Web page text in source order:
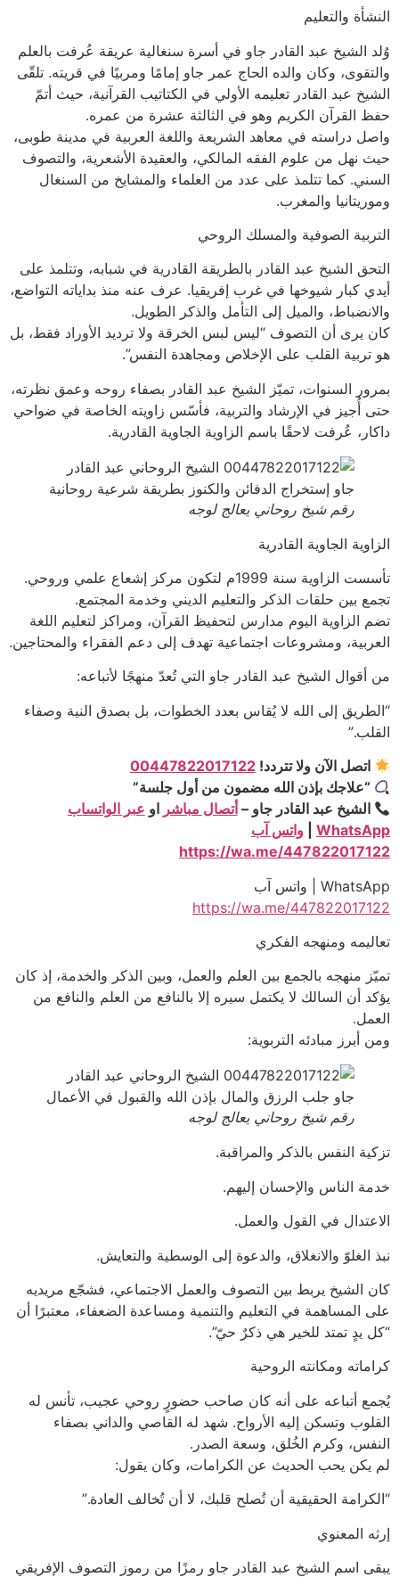
النشأة والتعليم
وُلد الشيخ عبد القادر جاو في أسرة سنغالية عريقة عُرفت بالعلم
والتقوى، وكان والده الحاج عمر جاو إمامًا ومربيًا في قريته. تلقّى
الشيخ عبد القادر تعليمه الأولي في الكتاتيب القرآنية، حيث أتمّ
حفظ القرآن الكريم وهو في الثالثة عشرة من عمره.
واصل دراسته في معاهد الشريعة واللغة العربية في مدينة طوبى،
حيث نهل من علوم الفقه المالكي، والعقيدة الأشعرية، والتصوف
السني. كما تتلمذ على عدد من العلماء والمشايخ من السنغال
وموريتانيا والمغرب.
التربية الصوفية والمسلك الروحي
التحق الشيخ عبد القادر بالطريقة القادرية في شبابه، وتتلمذ على
أيدي كبار شيوخها في غرب إفريقيا. عرف عنه منذ بداياته التواضع،
والانضباط، والميل إلى التأمل والذكر الطويل.
كان يرى أن التصوف “ليس لبس الخرقة ولا ترديد الأوراد فقط، بل
هو تربية القلب على الإخلاص ومجاهدة النفس”.
بمرور السنوات، تميّز الشيخ عبد القادر بصفاء روحه وعمق نظرته،
حتى أُجيز في الإرشاد والتربية، فأسّس زاويته الخاصة في ضواحي
داكار، عُرفت لاحقًا باسم الزاوية الجاوية القادرية.
رقم شيخ روحاني يعالج لوجه
الزاوية الجاوية القادرية
تأسست الزاوية سنة 1999م لتكون مركز إشعاع علمي وروحي.
تجمع بين حلقات الذكر والتعليم الديني وخدمة المجتمع.
تضم الزاوية اليوم مدارس لتحفيظ القرآن، ومراكز لتعليم اللغة
العربية، ومشروعات اجتماعية تهدف إلى دعم الفقراء والمحتاجين.
من أقوال الشيخ عبد القادر جاو التي تُعدّ منهجًا لأتباعه:
“الطريق إلى الله لا يُقاس بعدد الخطوات، بل بصدق النية وصفاء
القلب.”
اتصل الآن ولا تتردد!00447822017122
“علاجك بإذن الله مضمون من أول جلسة”
الشيخ عبد القادر جاو – أتصال مباشر او عبر الواتساب
WhatsApp
واتس آب
https://wa.me/447822017122
WhatsApp | واتس آب
https://wa.me/447822017122
تعاليمه ومنهجه الفكري
تميّز منهجه بالجمع بين العلم والعمل، وبين الذكر والخدمة، إذ كان
يؤكد أن السالك لا يكتمل سيره إلا بالنافع من العلم والنافع من
العمل.
ومن أبرز مبادئه التربوية:
رقم شيخ روحاني يعالج لوجه
تزكية النفس بالذكر والمراقبة.
خدمة الناس والإحسان إليهم.
الاعتدال في القول والعمل.
نبذ الغلوّ والانغلاق، والدعوة إلى الوسطية والتعايش.
كان الشيخ يربط بين التصوف والعمل الاجتماعي، فشجّع مريديه
على المساهمة في التعليم والتنمية ومساعدة الضعفاء، معتبرًا أن
“كل يدٍ تمتد للخير هي ذكرٌ حيّ”.
كراماته ومكانته الروحية
يُجمع أتباعه على أنه كان صاحب حضورٍ روحي عجيب، تأنس له
القلوب وتسكن إليه الأرواح. شهد له القاصي والداني بصفاء
النفس، وكرم الخُلق، وسعة الصدر.
لم يكن يحب الحديث عن الكرامات، وكان يقول:
“الكرامة الحقيقية أن تُصلح قلبك، لا أن تُخالف العادة.”
إرثه المعنوي
يبقى اسم الشيخ عبد القادر جاو رمزًا من رموز التصوف الإفريقي